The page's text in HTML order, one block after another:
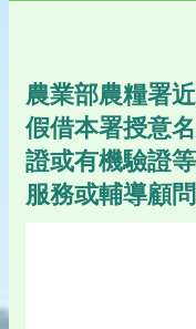
農業部農糧署
假借本署授意
證或有機驗證
服務或輔導顧